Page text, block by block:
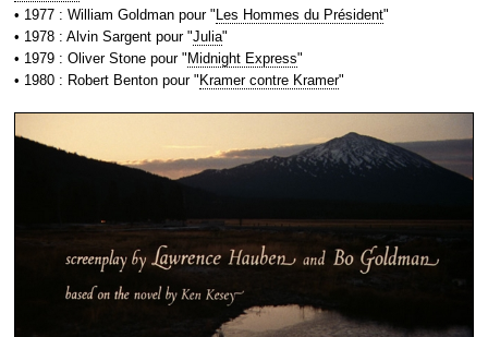
• 1977 : William Goldman pour " Les Hommes du Président"
• 1978 : Alvin Sargent pour "Julia"
• 1979 : Oliver Stone pour " Midnight Express"
• 1980 : Robert Benton pour " Kramer contre Kramer"